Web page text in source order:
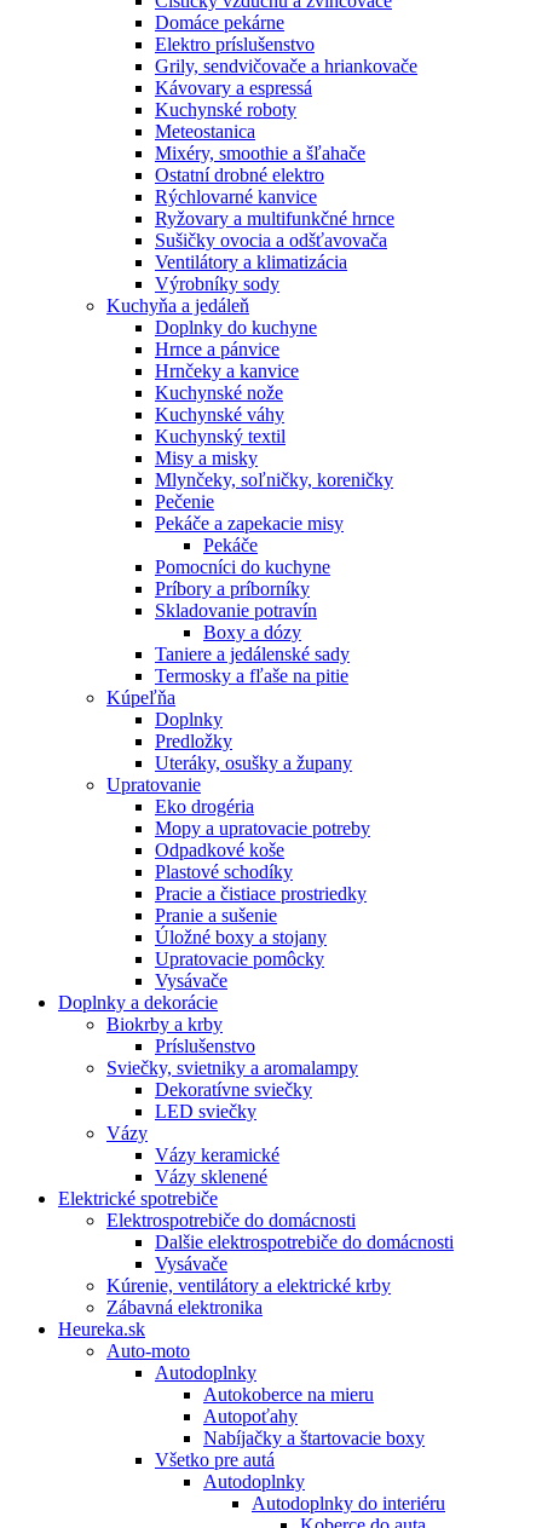
Domáce pekárne
Elektro príslušenstvo
Grily, sendvičovače a hriankovače
Kávovary a espressá
Kuchynské roboty
Meteostanica
Mixéry, smoothie a šľahače
Ostatní drobné elektro
Rýchlovarné kanvice
Ryžovary a multifunkčné hrnce
Sušičky ovocia a odšťavovača
Ventilátory a klimatizácia
Výrobníky sody
Kuchyňa a jedáleň
Doplnky do kuchyne
Hrnce a pánvice
Hrnčeky a kanvice
Kuchynské nože
Kuchynské váhy
Kuchynský textil
Misy a misky
Mlynčeky, soľničky, koreničky
Pečenie
Pekáče a zapekacie misy
Pekáče
Pomocníci do kuchyne
Príbory a príborníky
Skladovanie potravín
Boxy a dózy
Taniere a jedálenské sady
Termosky a fľaše na pitie
Kúpeľňa
Doplnky
Predložky
Uteráky, osušky a župany
Upratovanie
Eko drogéria
Mopy a upratovacie potreby
Odpadkové koše
Plastové schodíky
Pracie a čistiace prostriedky
Pranie a sušenie
Úložné boxy a stojany
Upratovacie pomôcky
Vysávače
Doplnky a dekorácie
Biokrby a krby
Príslušenstvo
Sviečky, svietniky a aromalampy
Dekoratívne sviečky
LED sviečky
Vázy
Vázy keramické
Vázy sklenené
Elektrické spotrebiče
Elektrospotrebiče do domácnosti
Dalšie elektrospotrebiče do domácnosti
Vysávače
Kúrenie, ventilátory a elektrické krby
Zábavná elektronika
Heureka.sk
Auto-moto
Autodoplnky
Autokoberce na mieru
Autopoťahy
Nabíjačky a štartovacie boxy
Všetko pre autá
Autodoplnky
Autodoplnky do interiéru